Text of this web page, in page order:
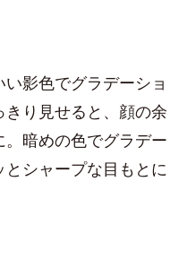
影色でグラデーショ
り見せると、顔の余
暗めの色でグラデー
シャープな目もとに